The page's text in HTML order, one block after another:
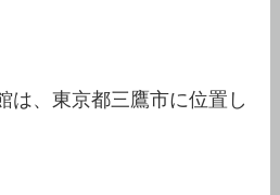
は、東京都三鷹市に位置し